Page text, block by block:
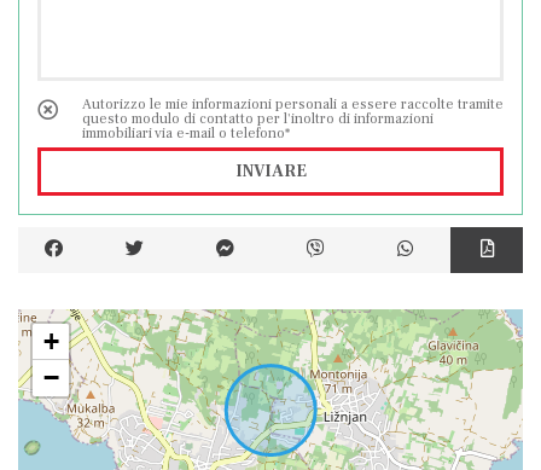
Autorizzo le mie informazioni personali a essere raccolte tramite
questo modulo di contatto per l'inoltro di informazioni
immobiliari via e-mail o telefono*
INVIARE
+
−